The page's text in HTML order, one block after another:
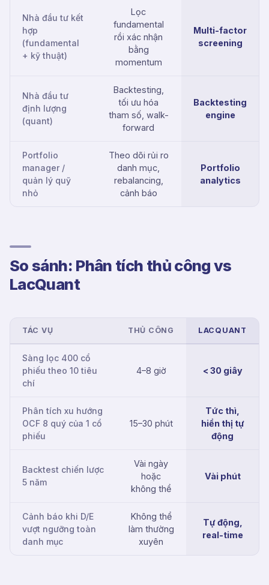
Nhà đầu tư kết
hợp
(fundamental
+ kỹ thuật)
Lọc
fundamental
rồi xác nhận
bằng
momentum
Multi-factor
screening
Nhà đầu tư
định lượng
(quant)
Backtesting,
tối ưu hóa
tham số, walk-
forward
Backtesting
engine
Portfolio
manager /
quản lý quỹ
nhỏ
Theo dõi rủi ro
danh mục,
rebalancing,
cảnh báo
Portfolio
analytics
So sánh: Phân tích thủ công vs
LacQuant
TÁC VỤ THỦ CÔNG LACQUANT
Sàng lọc 400 cổ
phiếu theo 10 tiêu
chí
4–8 giờ < 30 giây
Phân tích xu hướng
OCF 8 quý của 1 cổ
phiếu
15–30 phút
Tức thì,
hiển thị tự
động
Backtest chiến lược
5 năm
Vài ngày
hoặc
không thể
Vài phút
Cảnh báo khi D/E
vượt ngưỡng toàn
danh mục
Không thể
làm thường
xuyên
Tự động,
real-time